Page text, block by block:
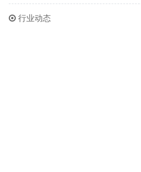
行业动态